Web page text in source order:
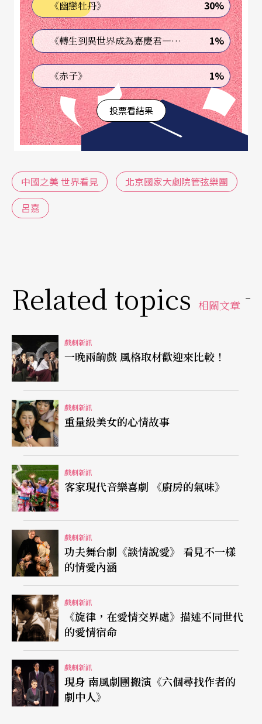
《幽戀牡丹》 30%
《轉生到異世界成為嘉慶君—發現我的祖先是詐騙集團!?》 1%
《赤子》 1%
投票看結果
中國之美 世界看見
北京國家大劇院管弦樂團
呂嘉
Related topics 相關文章
戲劇新訊
一晚兩齣戲 風格取材歡迎來比較！
戲劇新訊
重量級美女的心情故事
戲劇新訊
客家現代音樂喜劇 《廚房的氣味》
戲劇新訊
功夫舞台劇《談情說愛》 看見不一樣
的情愛內涵
戲劇新訊
《旋律，在愛情交界處》描述不同世代
的愛情宿命
戲劇新訊
現身 南風劇團搬演《六個尋找作者的
劇中人》